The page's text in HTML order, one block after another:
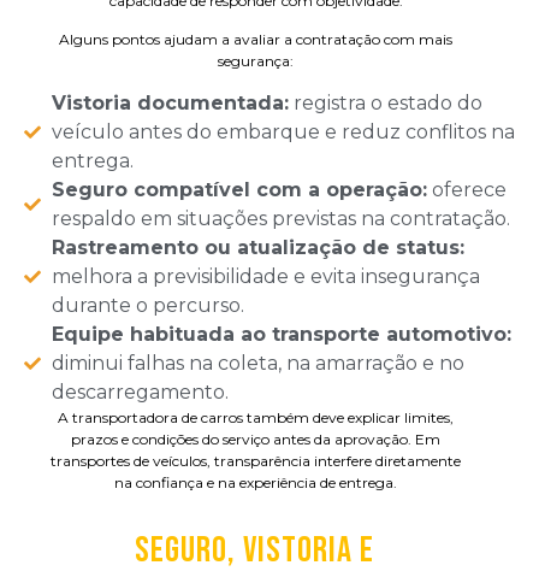
Alguns pontos ajudam a avaliar a contratação com mais
segurança:
Vistoria documentada:registra o estado do
veículo antes do embarque e reduz conflitos na
entrega.
Seguro compatível com a operação:oferece
respaldo em situações previstas na contratação.
Rastreamento ou atualização de status:
melhora a previsibilidade e evita insegurança
durante o percurso.
Equipe habituada ao transporte automotivo:
diminui falhas na coleta, na amarração e no
descarregamento.
A transportadora de carros também deve explicar limites,
prazos e condições do serviço antes da aprovação. Em
transportes de veículos, transparência interfere diretamente
na confiança e na experiência de entrega.
SEGURO, VISTORIA E